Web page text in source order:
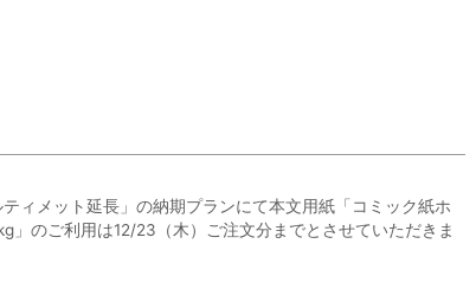
ィメット延長」の納期プランにて本文用紙「コミック紙ホ
」のご利用は12/23（木）ご注文分までとさせていただきま